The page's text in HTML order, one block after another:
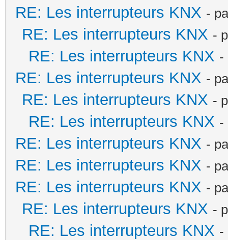
RE: Les interrupteurs KNX -
RE: Les interrupteurs KNX -
RE: Les interrupteurs KNX -
RE: Les interrupteurs KNX -
RE: Les interrupteurs KNX -
RE: Les interrupteurs KNX -
RE: Les interrupteurs KNX -
RE: Les interrupteurs KNX -
RE: Les interrupteurs KNX -
RE: Les interrupteurs KNX -
RE: Les interrupteurs KNX -